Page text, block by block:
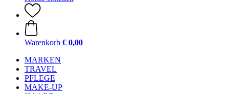
Warenkorb € 0,00
MARKEN
TRAVEL
PFLEGE
MAKE-UP